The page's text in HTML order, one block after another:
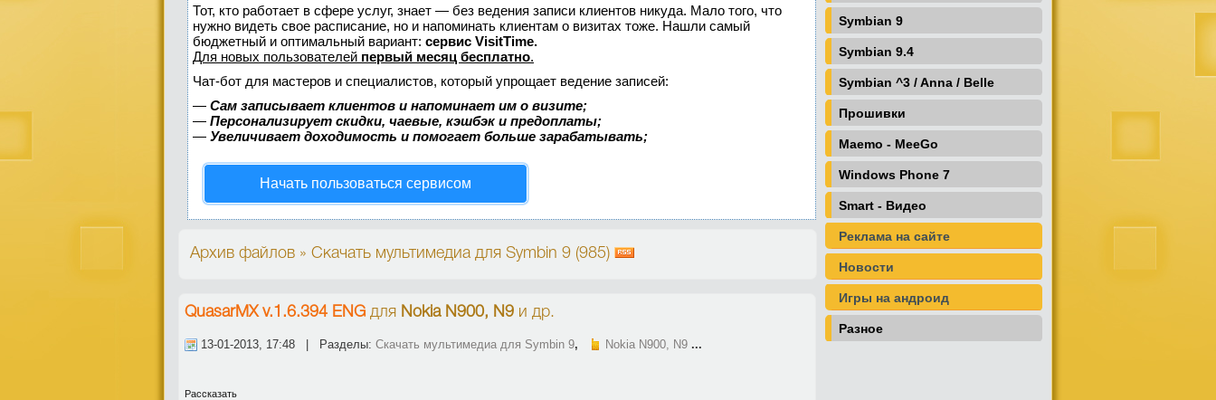
Тот, кто работает в сфере услуг, знает — без ведения записи клиентов никуда. Мало того, что
нужно видеть свое расписание, но и напоминать клиентам о визитах тоже. Нашли самый
бюджетный и оптимальный вариант: сервис VisitTime.
Для новых пользователей первый месяц бесплатно.
Чат-бот для мастеров и специалистов, который упрощает ведение записей:
— Сам записывает клиентов и напоминает им о визите;
— Персонализирует скидки, чаевые, кэшбэк и предоплаты;
— Увеличивает доходимость и помогает больше зарабатывать;
Начать пользоваться сервисом
Архив файлов » Скачать мультимедиа для Symbin 9 (985)
QuasarMX v.1.6.394 ENG для Nokia N900, N9 и др.
13-01-2013, 17:48 | Разделы: Скачать мультимедиа для Symbin 9, Nokia N900, N9 ...
Рассказать
Symbian 9
Symbian 9.4
Symbian ^3 / Anna / Belle
Прошивки
Maemo - MeeGo
Windows Phone 7
Smart - Видео
Реклама на сайте
Новости
Игры на андроид
Разное